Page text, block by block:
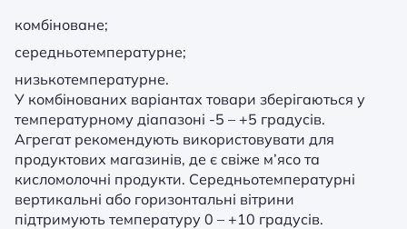
комбіноване;
середньотемпературне;
низькотемпературне.
У комбінованих варіантах товари зберігаються у
температурному діапазоні -5 – +5 градусів.
Агрегат рекомендують використовувати для
продуктових магазинів, де є свіже м’ясо та
кисломолочні продукти. Середньотемпературні
вертикальні або горизонтальні вітрини
підтримують температуру 0 – +10 градусів.